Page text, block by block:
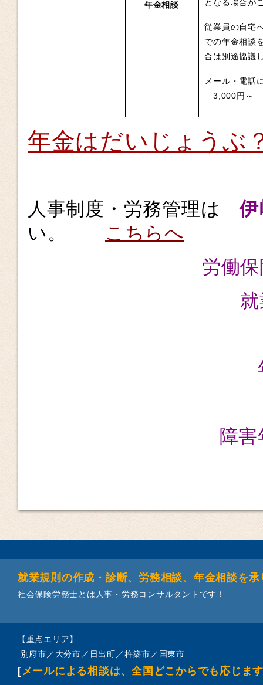
年金相談 となる場合が
従業員の自宅
での年金相談
合は別途協議
メール・電
3,000円～
年金はだいじょう
人事制度・労務管理は
い。 こちらへ
労働
障
就業規則の作成・診断、労務相談、年金相談を承
社会保険労務士とは人事・労務コンサルタントです！
【重点エリア】
別府市／大分市／日出町／杵築市／国東市
[ メールによる相談は、全国どこからでも応じま